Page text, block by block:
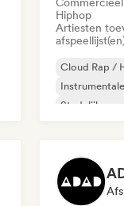
Hiphop
Artiesten
Cloud Rap /
Stedelijke pop